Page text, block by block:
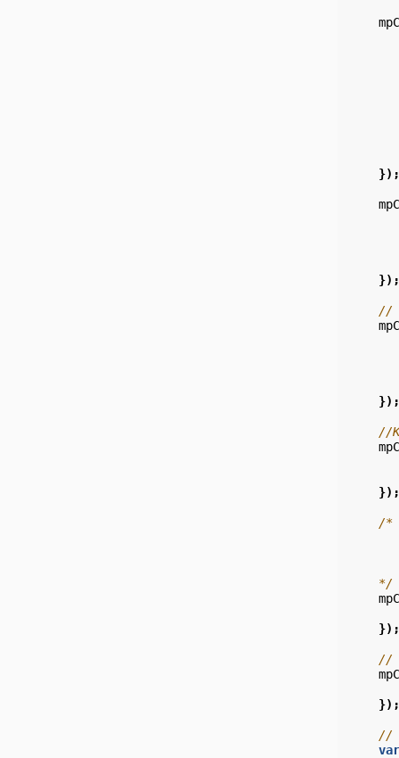
});
});
//
});
//
});
/*
    */
});
//
});
//
var